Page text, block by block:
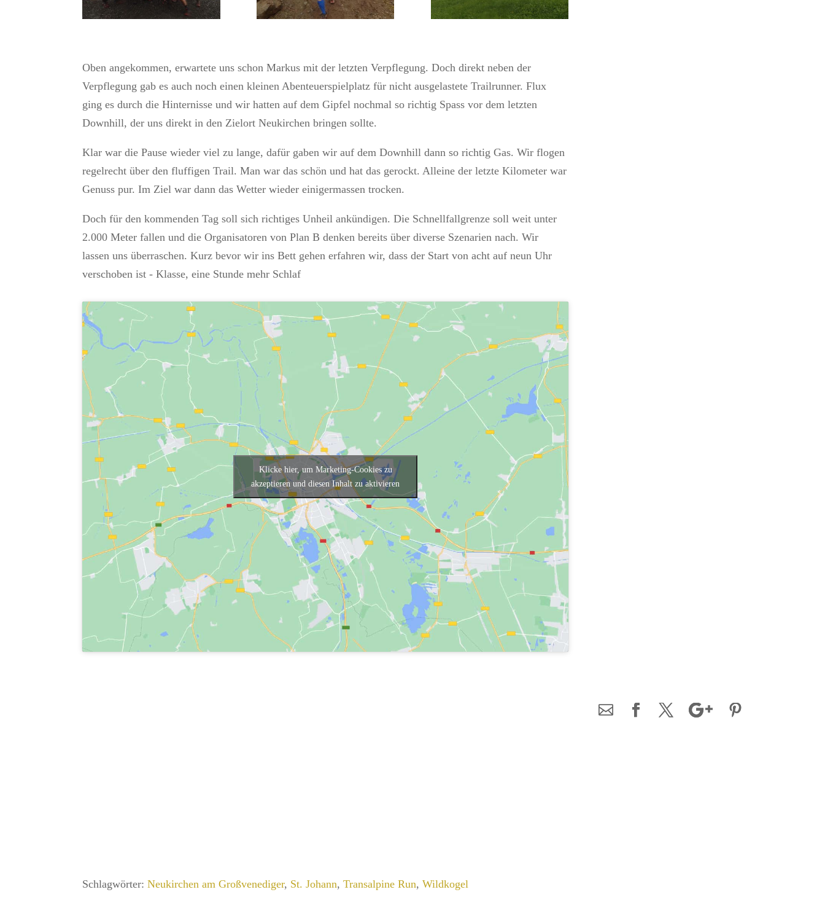
Oben angekommen, erwartete uns schon Markus mit der letzten Verpflegung. Doch direkt neben der
Verpflegung gab es auch noch einen kleinen Abenteuerspielplatz für nicht ausgelastete Trailrunner. Flux
ging es durch die Hinternisse und wir hatten auf dem Gipfel nochmal so richtig Spass vor dem letzten
Downhill, der uns direkt in den Zielort Neukirchen bringen sollte.
Klar war die Pause wieder viel zu lange, dafür gaben wir auf dem Downhill dann so richtig Gas. Wir flogen
regelrecht über den fluffigen Trail. Man war das schön und hat das gerockt. Alleine der letzte Kilometer war
Genuss pur. Im Ziel war dann das Wetter wieder einigermassen trocken.
Doch für den kommenden Tag soll sich richtiges Unheil ankündigen. Die Schnellfallgrenze soll weit unter
2.000 Meter fallen und die Organisatoren von Plan B denken bereits über diverse Szenarien nach. Wir
lassen uns überraschen. Kurz bevor wir ins Bett gehen erfahren wir, dass der Start von acht auf neun Uhr
verschoben ist - Klasse, eine Stunde mehr Schlaf
Klicke hier, um Marketing-Cookies zu
akzeptieren und diesen Inhalt zu aktivieren
Schlagwörter:Neukirchen am Großvenediger, St. Johann,Transalpine Run,Wildkogel